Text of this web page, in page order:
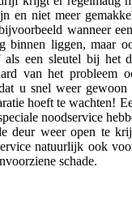
en niet meer
wanneer
binnen liggen, maar
een sleutel bij het
van het probleem
u snel weer gewoon
hoeft te wachten!
noodservice
deur weer open te
natuurlijk ook
schade.